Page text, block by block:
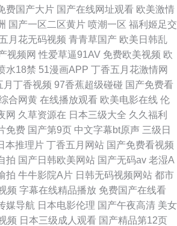
费国产大片 国产在线网址观看 欧美激情
国产一区二区黄片 喷潮一区 福利姬足交
五月花无码视频 青青草国产 欧美日韩乱
视频网 性爱草逼91AV 免费欧美视频 欧
水18禁 51漫画APP 丁香五月花激情网
月丁香视频 97香蕉超级碰碰 国产免费看
合网黄 在线播放观看 欧美电影在线 伦
网 久草资源在 日本三级大全 久久福利
免费 国产第9页 中文字幕bt原声 三级日
本推理片 丁香五月网站 国产免费看视频
拍 国产日韩欧美网站 国产无码av 老湿A
拍 牛牛影院A片 日韩无码视频网站 都市
频 字幕在线精品播放 免费国产在线看
媒导航 日本电影伦理 国产午夜高清 美女
频 日本三级成人观看 国产精品第12页